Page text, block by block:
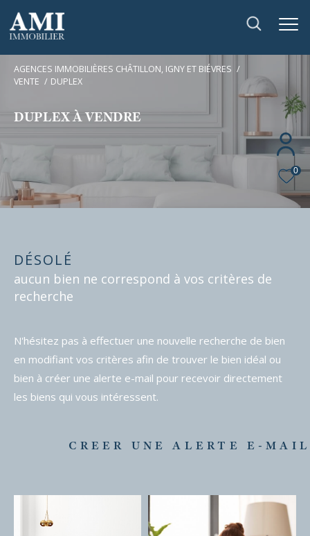
0
AGENCES IMMOBILIÈRES CHÂTILLON, IGNY ET BIÉVRES
VENTE
DUPLEX
DUPLEX À VENDRE
DÉSOLÉ
aucun bien ne correspond à vos critères de
recherche
N'hésitez pas à effectuer une nouvelle recherche de bien
en modifiant vos critères afin de trouver le bien idéal ou
bien à créer une alerte e-mail pour recevoir directement
les biens qui vous intéressent.
CREER UNE ALERTE E-